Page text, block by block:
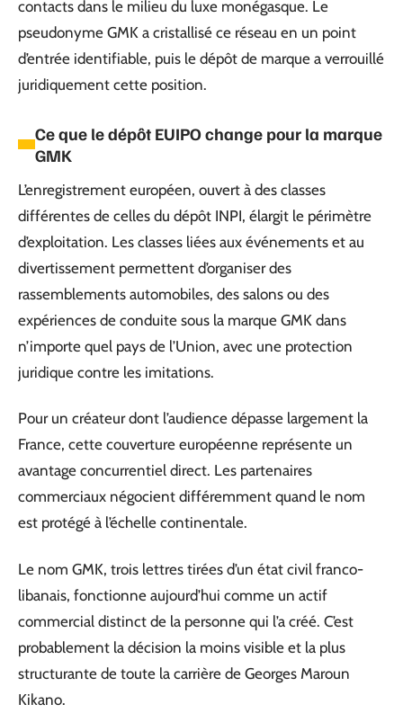
contacts dans le milieu du luxe monégasque. Le
pseudonyme GMK a cristallisé ce réseau en un point
d’entrée identifiable, puis le dépôt de marque a verrouillé
juridiquement cette position.
Ce que le dépôt EUIPO change pour la marque
GMK
L’enregistrement européen, ouvert à des classes
différentes de celles du dépôt INPI, élargit le périmètre
d’exploitation. Les classes liées aux événements et au
divertissement permettent d’organiser des
rassemblements automobiles, des salons ou des
expériences de conduite sous la marque GMK dans
n’importe quel pays de l’Union, avec une protection
juridique contre les imitations.
Pour un créateur dont l’audience dépasse largement la
France, cette couverture européenne représente un
avantage concurrentiel direct. Les partenaires
commerciaux négocient différemment quand le nom
est protégé à l’échelle continentale.
Le nom GMK, trois lettres tirées d’un état civil franco-
libanais, fonctionne aujourd’hui comme un actif
commercial distinct de la personne qui l’a créé. C’est
probablement la décision la moins visible et la plus
structurante de toute la carrière de Georges Maroun
Kikano.